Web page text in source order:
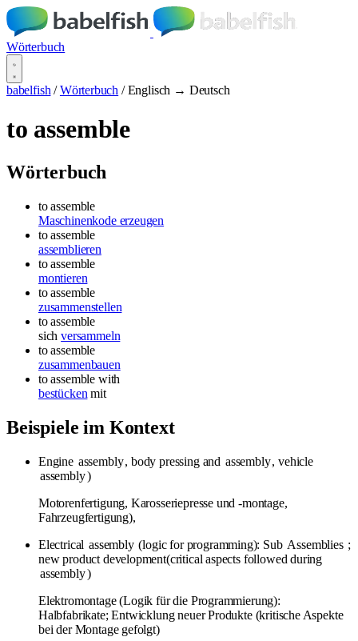
Wörterbuch
babelfish / Wörterbuch / Englisch → Deutsch
to assemble
Wörterbuch
to assemble
Maschinenkode erzeugen
to assemble
assemblieren
to assemble
montieren
to assemble
zusammenstellen
to assemble
sich versammeln
to assemble
zusammenbauen
to assemble with
bestücken mit
Beispiele im Kontext
Engine assembly, body pressing and assembly, vehicle
assembly)
Motorenfertigung, Karosseriepresse und -montage,
Fahrzeugfertigung),
Electrical assembly (logic for programming): Sub Assemblies ;
new product development(critical aspects followed during
assembly)
Elektromontage (Logik für die Programmierung):
Halbfabrikate; Entwicklung neuer Produkte (kritische Aspekte
bei der Montage gefolgt)